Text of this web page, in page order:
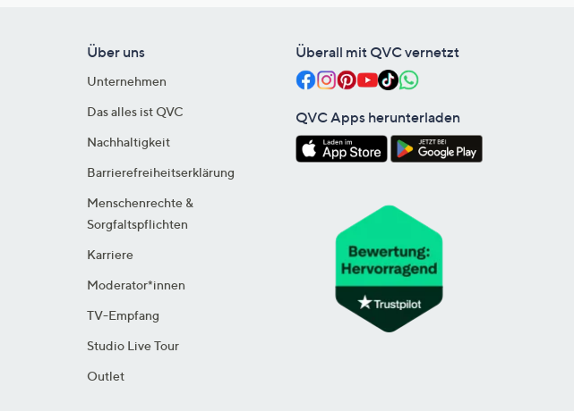
Über uns
Unternehmen
Das alles ist QVC
Nachhaltigkeit
Barrierefreiheitserklärung
Menschenrechte &
Sorgfaltspflichten
Karriere
Moderator*innen
TV-Empfang
Studio Live Tour
Outlet
Überall mit QVC vernetzt
QVC Apps herunterladen